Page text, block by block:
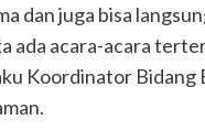
dan juga bisa
ada acara-acara
Koordinator Bidang